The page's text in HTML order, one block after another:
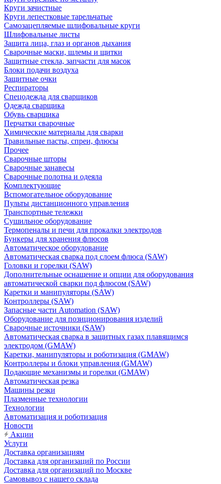
Круги зачистные
Круги лепестковые тарельчатые
Самозацепляемые шлифовальные круги
Шлифовальные листы
Защита лица, глаз и органов дыхания
Сварочные маски, шлемы и щитки
Защитные стекла, запчасти для масок
Блоки подачи воздуха
Защитные очки
Респираторы
Спецодежда для сварщиков
Одежда сварщика
Обувь сварщика
Перчатки сварочные
Химические материалы для сварки
Травильные пасты, спреи, флюсы
Прочее
Сварочные шторы
Сварочные занавесы
Сварочные полотна и одеяла
Комплектующие
Вспомогательное оборудование
Пульты дистанционного управления
Транспортные тележки
Сушильное оборудование
Термопеналы и печи для прокалки электродов
Бункеры для хранения флюсов
Автоматическое оборудование
Автоматическая сварка под слоем флюса (SAW)
Головки и горелки (SAW)
Дополнительные оснащение и опции для оборудования
автоматической сварки под флюсом (SAW)
Каретки и манипуляторы (SAW)
Контроллеры (SAW)
Запасные части Automation (SAW)
Оборудование для позиционирования изделий
Сварочные источники (SAW)
Автоматическая сварка в защитных газах плавящимся
электродом (GMAW)
Каретки, манипуляторы и роботизация (GMAW)
Контроллеры и блоки управления (GMAW)
Подающие механизмы и горелки (GMAW)
Автоматическая резка
Машины резки
Плазменные технологии
Технологии
Автоматизация и роботизация
Новости
Акции
Услуги
Доставка организациям
Доставка для организаций по России
Доставка для организаций по Москве
Самовывоз с нашего склада